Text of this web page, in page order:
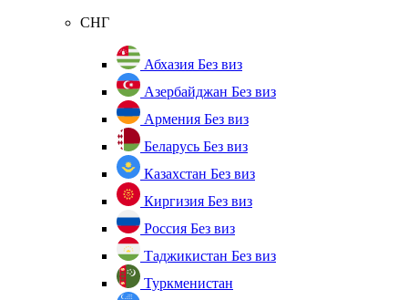
СНГ
Абхазия Без виз
Азербайджан Без виз
Армения Без виз
Беларусь Без виз
Казахстан Без виз
Киргизия Без виз
Россия Без виз
Таджикистан Без виз
Туркменистан